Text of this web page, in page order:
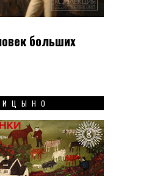
больших